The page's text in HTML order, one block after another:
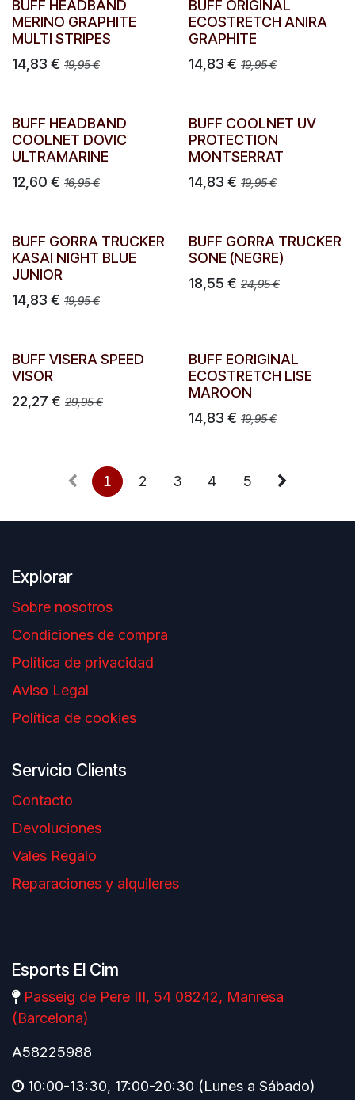
BUFF HEADBAND
MERINO GRAPHITE
MULTI STRIPES
14,83 € 19,95€
BUFF ORIGINAL
ECOSTRETCH ANIRA
GRAPHITE
14,83 € 19,95€
BUFF HEADBAND
COOLNET DOVIC
ULTRAMARINE
12,60 € 16,95€
BUFF COOLNET UV
PROTECTION
MONTSERRAT
14,83 € 19,95€
BUFF GORRA TRUCKER
KASAI NIGHT BLUE
JUNIOR
14,83 € 19,95€
BUFF GORRA TRUCKER
SONE (NEGRE)
18,55 € 24,95€
BUFF VISERA SPEED
VISOR
22,27 € 29,95€
BUFF EORIGINAL
ECOSTRETCH LISE
MAROON
14,83 € 19,95€
1 2 3 4 5
Explorar
Sobre nosotros
Condiciones de compra
Política de privacidad
Aviso Legal
Política de cookies
Servicio Clients
Contacto
Devoluciones
Vales Regalo
Reparaciones y alquileres
Esports El Cim
Passeig de Pere III, 54 08242, Manresa
(Barcelona)
A58225988
10:00-13:30, 17:00-20:30 (Lunes a Sábado)